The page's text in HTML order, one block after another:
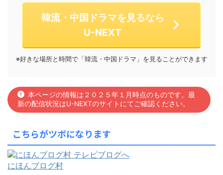
韓流・中国ドラマを見るなら
U-NEXT
※好きな場所と時間で「韓流・中国ドラマ」を見ることができます
本ページの情報は２０２５年１月時点のものです。最
新の配信状況はU-NEXTのサイトにてご確認ください。
こちらがツボになります
にほんブログ村